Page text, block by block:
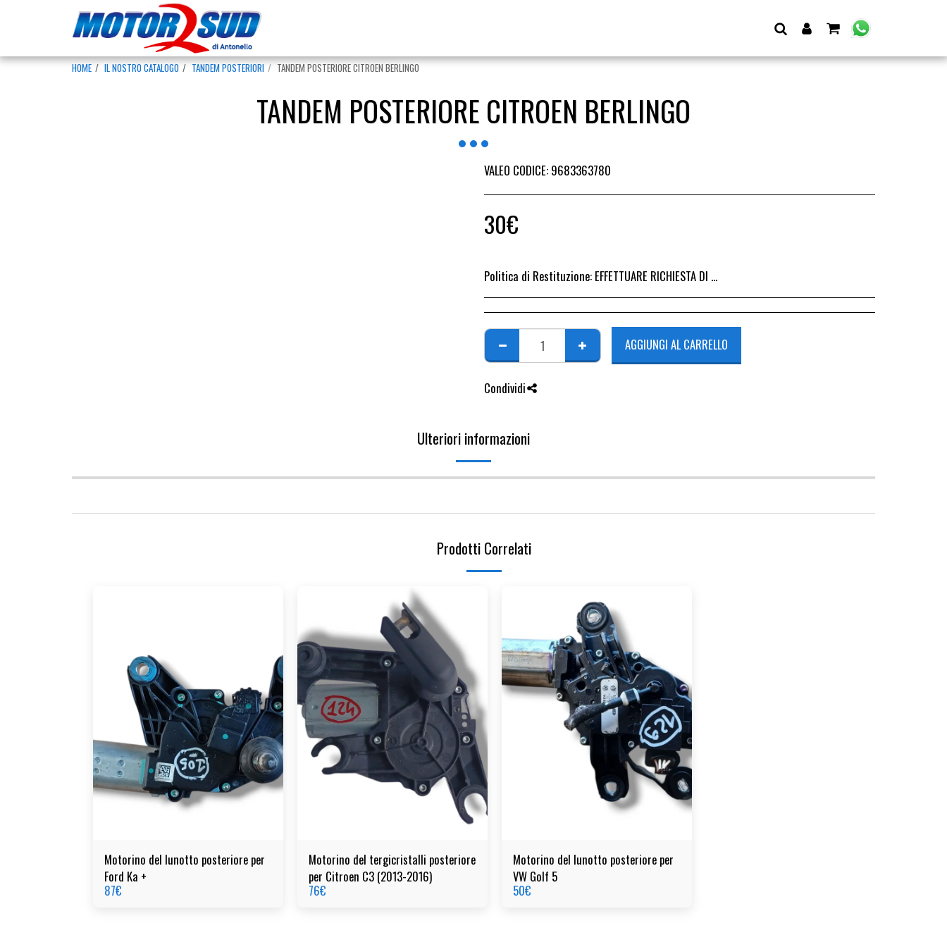
HOME IL NOSTRO CATALOGO TANDEM POSTERIORI TANDEM POSTERIORE CITROEN BERLINGO
TANDEM POSTERIORE CITROEN BERLINGO
VALEO CODICE: 9683363780
30€
Politica di Restituzione: EFFETTUARE RICHIESTA DI RESO ENTRO 14 GIORNI DALL&#039;ACQUISTO DEL RICAMBIO, IL RIMBORSO VIENE EMESSO ALLA CONSEGNA DEL RICAMBIO IN SEDE.
AGGIUNGI AL CARRELLO
Condividi
Ulteriori informazioni
Prodotti Correlati
Motorino del lunotto posteriore per
Ford Ka +
87€
Motorino del tergicristalli posteriore
per Citroen C3 (2013-2016)
76€
Motorino del lunotto posteriore per
VW Golf 5
50€